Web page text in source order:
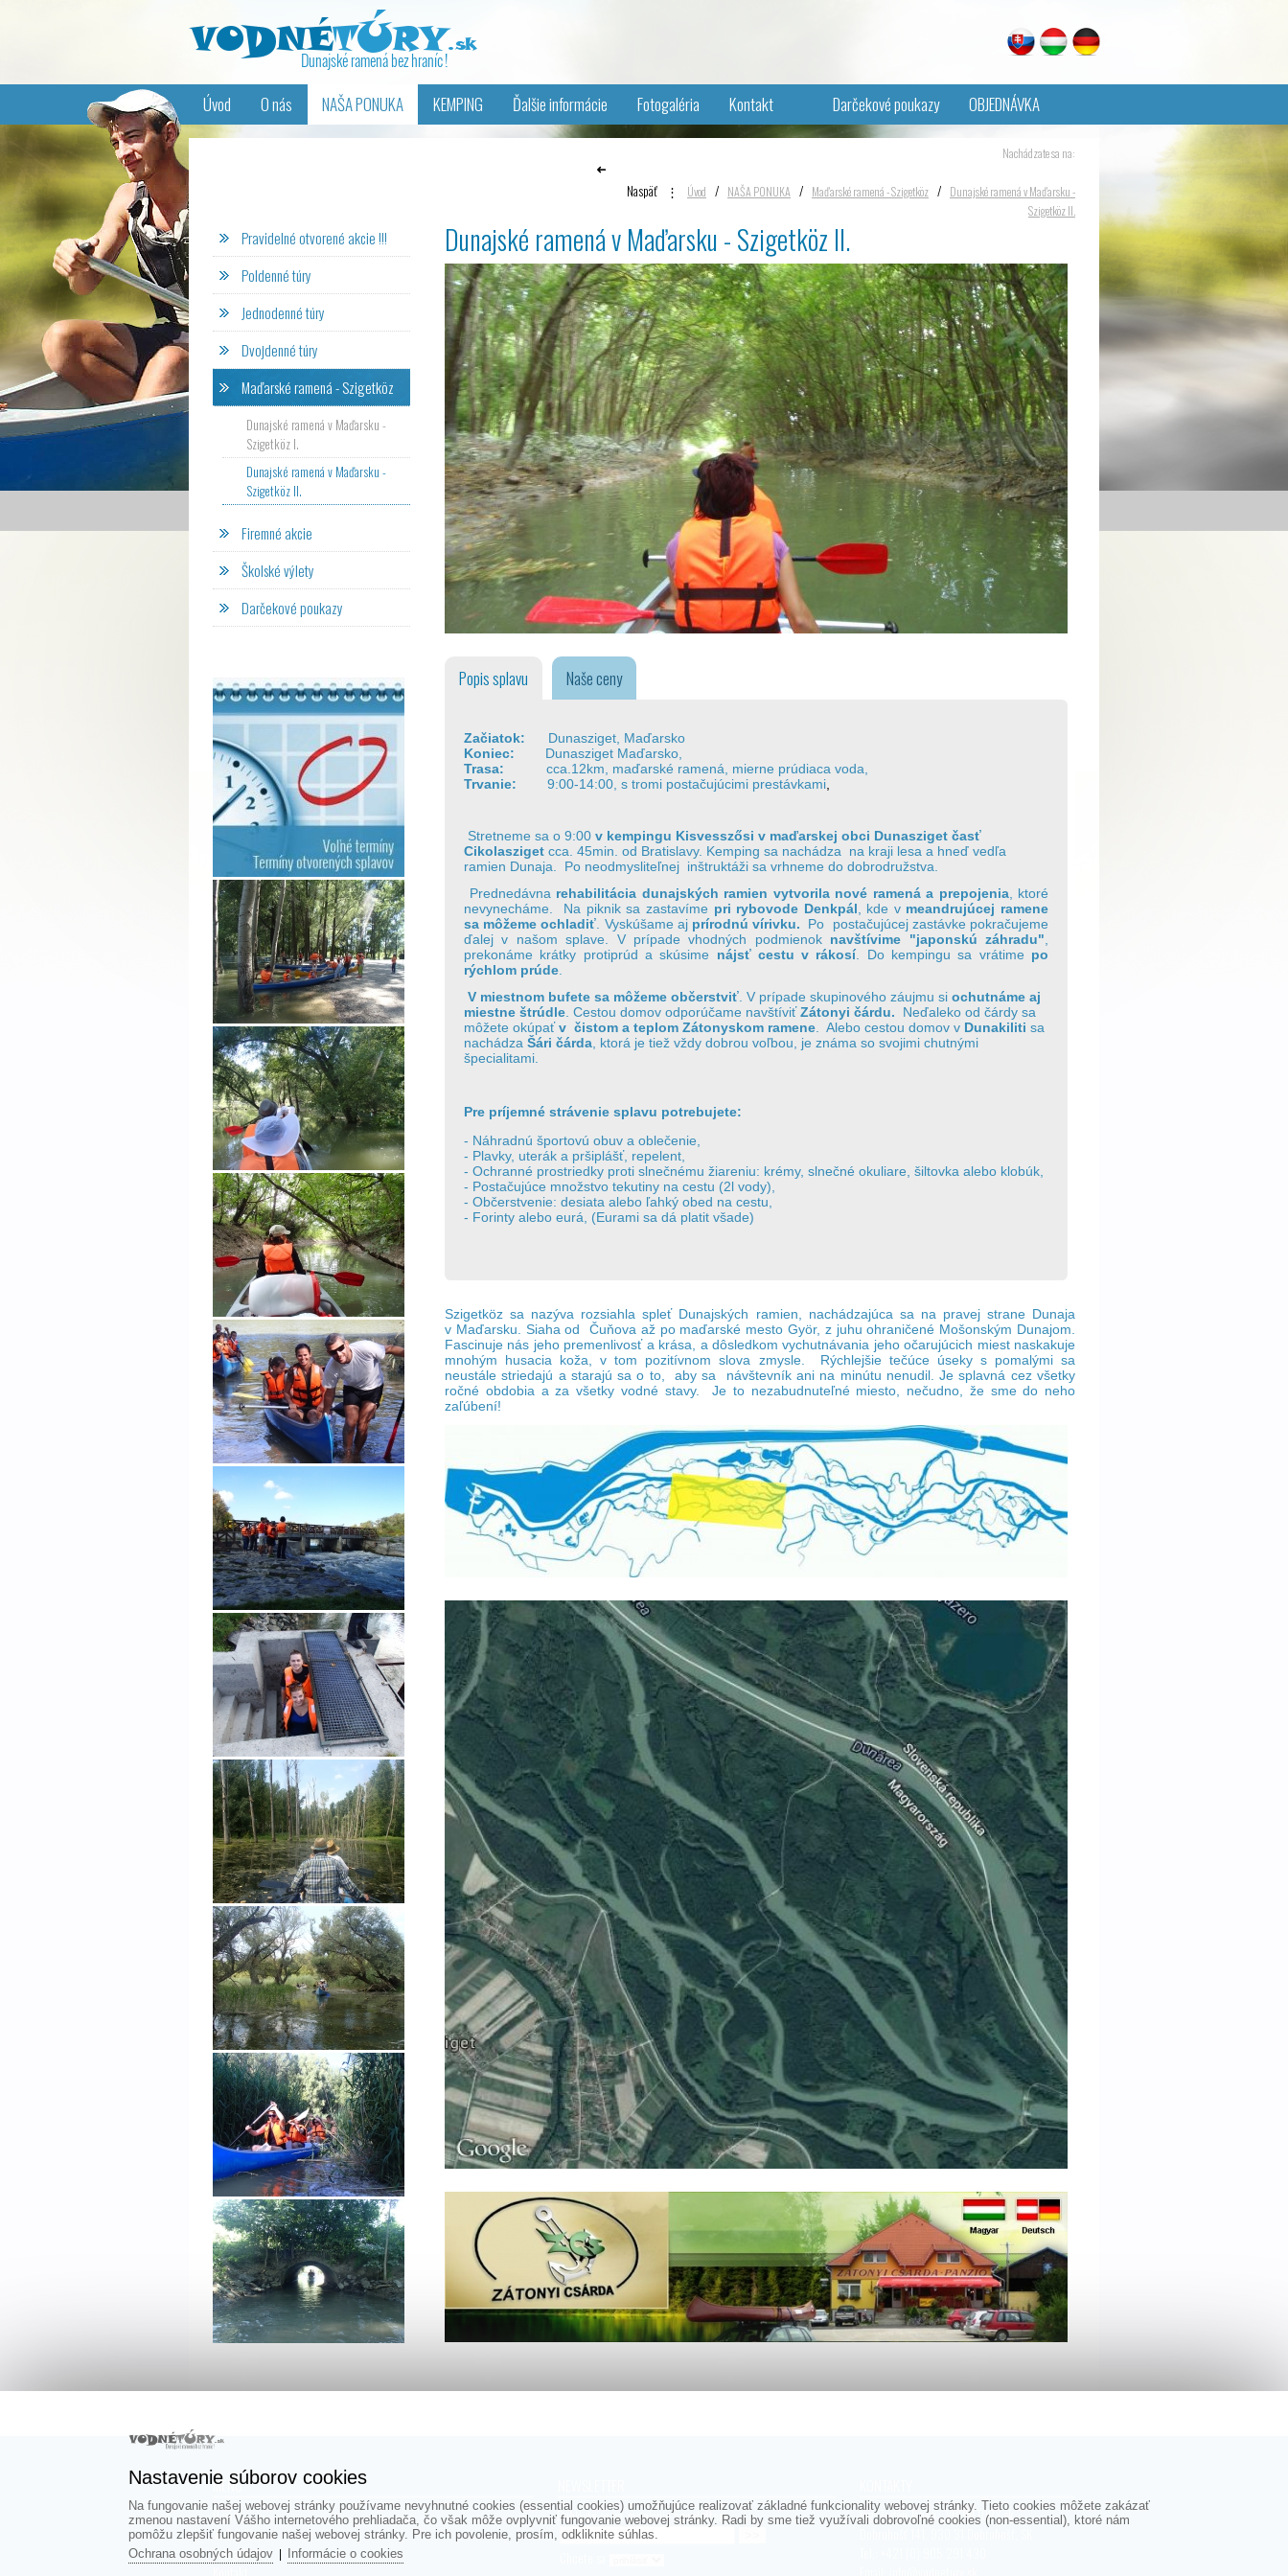
Úvod O nás NAŠA PONUKA KEMPING Ďalšie informácie Fotogaléria Kontakt Darčekové poukazy OBJEDNÁVKA
Nachádzate sa na:
➜
Naspäť
⋮ Úvod / NAŠA PONUKA / Maďarské ramená - Szigetköz / Dunajské ramená v Maďarsku -
Szigetköz II.
Pravidelné otvorené akcie !!!
Poldenné túry
Jednodenné túry
Dvojdenné túry
Maďarské ramená - Szigetköz
Dunajské ramená v Maďarsku -
Szigetköz I.
Dunajské ramená v Maďarsku -
Szigetköz II.
Firemné akcie
Školské výlety
Darčekové poukazy
Dunajské ramená v Maďarsku - Szigetköz II.
Popis splavu Naše ceny
Začiatok: Dunasziget, Maďarsko
Koniec: Dunasziget Maďarsko,
Trasa: cca.12km, maďarské ramená, mierne prúdiaca voda,
Trvanie: 9:00-14:00, s tromi postačujúcimi prestávkami
Stretneme sa o 9:00 v kempingu Kisvesszősi v maďarskej obci Dunasziget časť
Cikolasziget cca. 45min. od Bratislavy. Kemping sa nachádza na kraji lesa a hneď vedľa
ramien Dunaja. Po neodmysliteľnej inštruktáži sa vrhneme do dobrodružstva.
Prednedávna rehabilitácia dunajských ramien vytvorila nové ramená a prepojenia, ktoré
nevynecháme. Na piknik sa zastavíme pri rybovode Denkpál , kde v meandrujúcej ramene
sa môžeme ochladiť . Vyskúšame aj prírodnú vírivku.
Po postačujúcej zastávke pokračujeme
ďalej v našom splave. V prípade vhodných podmienoknavštívime "japonskú záhradu"
prekonáme krátky protiprúd a skúsime nájsť cestu v rákosí. Do kempingu sa vrátime po
rýchlom prúde
V miestnom bufete sa môžeme občerstviť . V prípade skupinového záujmu si ochutnáme aj
miestne štrúdle . Cestou domov odporúčame navštíviťZátonyi čárdu.
Neďaleko od čárdy sa
môžete okúpaťv čistom a teplom Zátonyskom ramene . Alebo cestou domov v Dunakiliti sa
nachádza Šári čárda , ktorá je tiež vždy dobrou voľbou, je známa so svojimi chutnými
špecialitami.
Pre príjemné strávenie splavu potrebujete:
- Náhradnú športovú obuv a oblečenie,
- Plavky, uterák a pršiplášť, repelent,
- Ochranné prostriedky proti slnečnému žiareniu: krémy, slnečné okuliare, šiltovka alebo klobúk,
- Postačujúce množstvo tekutiny na cestu (2l vody),
- Občerstvenie: desiata alebo ľahký obed na cestu,
- Forinty alebo eurá, (Eurami sa dá platit všade)
Szigetköz sa nazýva rozsiahla spleť Dunajských ramien, nachádzajúca sa na pravej strane Dunaja
v Maďarsku. Siaha od Čuňova až po maďarské mesto Györ, z juhu ohraničené Mošonským Dunajom.
Fascinuje nás jeho premenlivosť a krása, a dôsledkom vychutnávania jeho očarujúcich miest naskakuje
mnohým husacia koža, v tom pozitívnom slova zmysle. Rýchlejšie tečúce úseky s pomalými sa
neustále striedajú a starajú sa o to, aby sa návštevník ani na minútu nenudil. Je splavná cez všetky
ročné obdobia a za všetky vodné stavy. Je to nezabudnuteľné miesto, nečudno, že sme do neho
zaľúbení!
Prihláste sa na zasielanie newslettera
MENU
O nás
Vodné túry
Fotogaléria
Ing. Zoltán Jankó - VODNETURY.sk
Nastavenie súborov cookies
Na fungovanie našej webovej stránky používame nevyhnutné cookies (essential cookies) umožňujúce realizovať základné funkcionality webovej stránky. Tieto cookies môžete zakázať
zmenou nastavení Vášho internetového prehliadača, čo však môže ovplyvniť fungovanie webovej stránky. Radi by sme tiež využívali dobrovoľné cookies (non-essential), ktoré nám
pomôžu zlepšiť fungovanie našej webovej stránky. Pre ich povolenie, prosím, odkliknite súhlas.
Ochrana osobných údajov
Informácie o cookies